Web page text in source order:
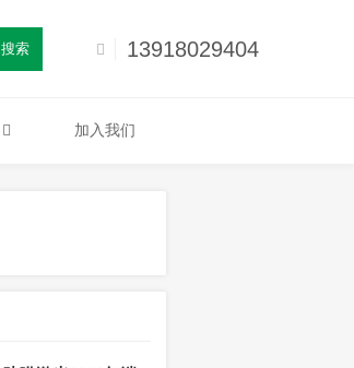
13918029404
搜索
加入我们